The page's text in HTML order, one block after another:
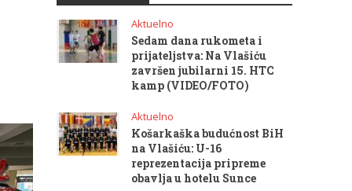
Aktuelno
Sedam dana rukometa i
prijateljstva: Na Vlašiću
završen jubilarni 15. HTC
kamp (VIDEO/FOTO)
Aktuelno
Košarkaška budućnost BiH
na Vlašiću: U-16
reprezentacija pripreme
obavlja u hotelu Sunce